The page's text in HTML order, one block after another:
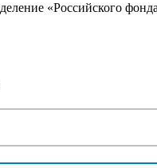
«Российского